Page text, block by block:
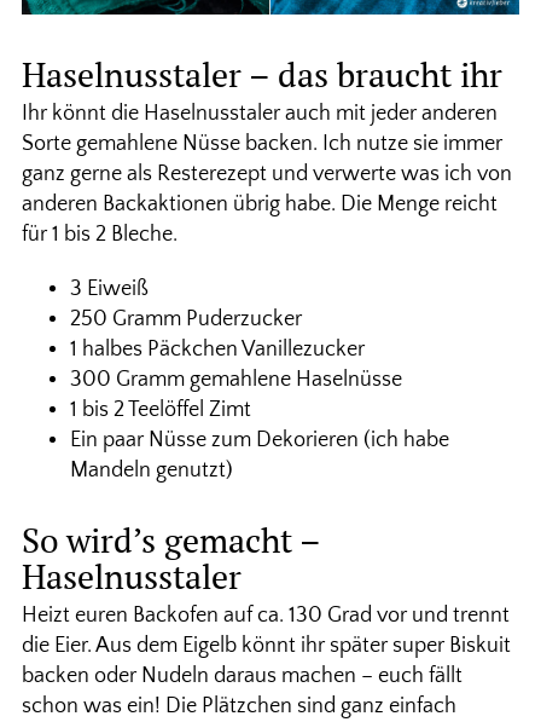
Haselnusstaler – das braucht ihr
Ihr könnt die Haselnusstaler auch mit jeder anderen
Sorte gemahlene Nüsse backen. Ich nutze sie immer
ganz gerne als Resterezept und verwerte was ich von
anderen Backaktionen übrig habe. Die Menge reicht
für 1 bis 2 Bleche.
3 Eiweiß
250 Gramm Puderzucker
1 halbes Päckchen Vanillezucker
300 Gramm gemahlene Haselnüsse
1 bis 2 Teelöffel Zimt
Ein paar Nüsse zum Dekorieren (ich habe
Mandeln genutzt)
So wird’s gemacht –
Haselnusstaler
Heizt euren Backofen auf ca. 130 Grad vor und trennt
die Eier. Aus dem Eigelb könnt ihr später super Biskuit
backen oder Nudeln daraus machen – euch fällt
schon was ein! Die Plätzchen sind ganz einfach